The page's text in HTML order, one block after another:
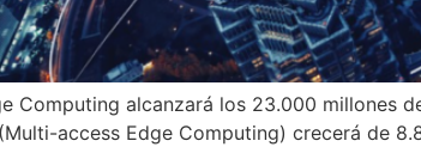
Computing alcanzará los 23.000 millones
access Edge Computing) crecerá de